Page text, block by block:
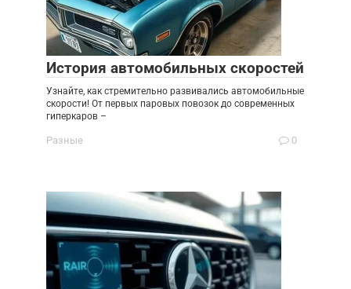
История автомобильных скоростей
Узнайте, как стремительно развивались автомобильные
скорости! От первых паровых повозок до современных
гиперкаров –
Разные 0